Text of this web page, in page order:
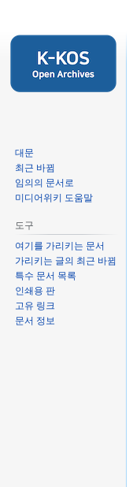
대문
최근 바뀜
임의의 문서로
미디어위키 도움말
도구
여기를 가리키는 문서
가리키는 글의 최근 바뀜
특수 문서 목록
인쇄용 판
고유 링크
문서 정보